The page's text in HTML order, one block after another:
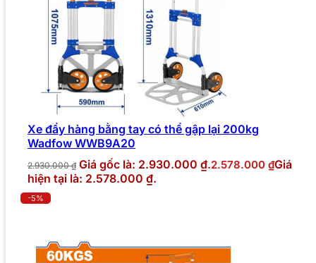
Xe đẩy hàng bằng tay có thể gập lại 200kg
Wadfow WWB9A20
2.930.000₫ Giá gốc là: 2.930.000 ₫.2.578.000 ₫Giá
hiện tại là: 2.578.000 ₫.
-5%